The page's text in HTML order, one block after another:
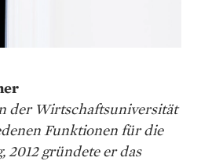
der Wirtschaftsuniversität
Funktionen für die
2012 gründete er das